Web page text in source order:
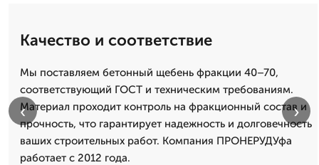
Качество и соответствие
Мы поставляем бетонный щебень фракции 40–70,
соответствующий ГОСТ и техническим требованиям.
Материал проходит контроль на фракционный состав и
прочность, что гарантирует надежность и долговечность
ваших строительных работ. Компания ПРОНЕРУДУфа
работает с 2012 года.
‹ ›